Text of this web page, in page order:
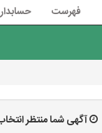
فهرست
آگهی شما منتظر